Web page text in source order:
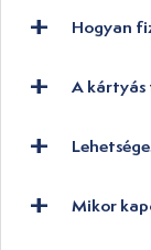
Hogyan
A kártyás
Mikor